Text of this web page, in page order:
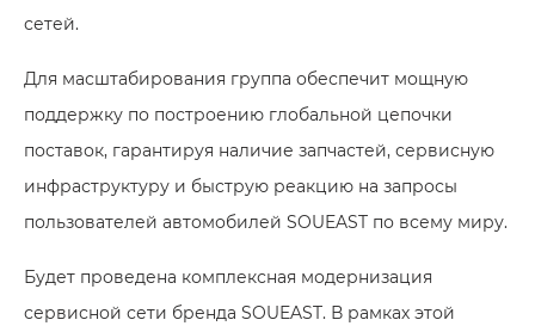
сетей.
Для масштабирования группа обеспечит мощную
поддержку по построению глобальной цепочки
поставок, гарантируя наличие запчастей, сервисную
инфраструктуру и быструю реакцию на запросы
пользователей автомобилей SOUEAST по всему миру.
Будет проведена комплексная модернизация
сервисной сети бренда SOUEAST. В рамках этой